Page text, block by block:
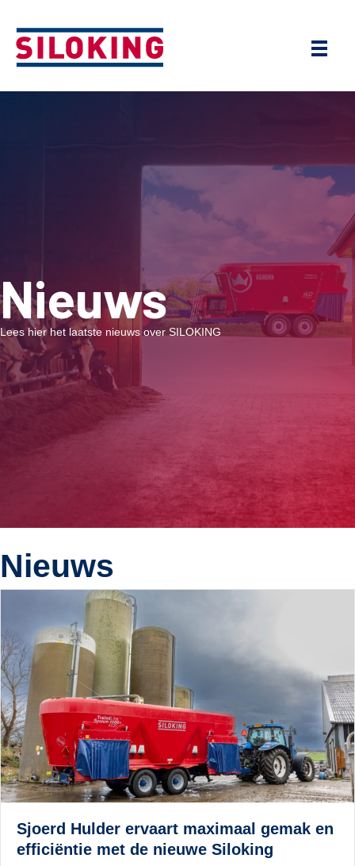
Nieuws
Lees hier het laatste nieuws over SILOKING
Nieuws
Sjoerd Hulder ervaart maximaal gemak en
efficiëntie met de nieuwe Siloking